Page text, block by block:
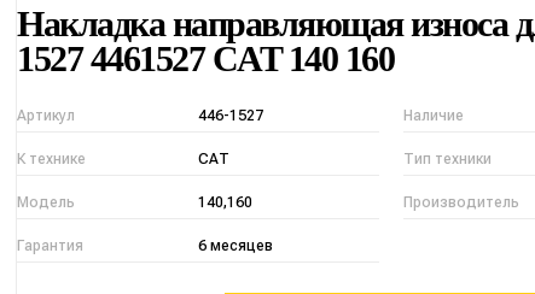
Накладка направляющая износа
1527 4461527 CAT 140 160
Артикул 446-1527 Наличие
К технике САТ Тип техники
Модель 140,160 Производитель
Гарантия 6 месяцев